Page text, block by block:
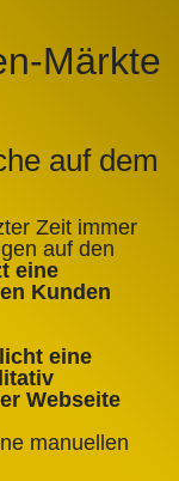
Märkte
auf dem
Zeit immer
auf den
eine
Kunden
eine
Webseite
manuellen